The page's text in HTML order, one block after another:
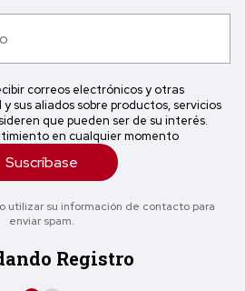
correos electrónicos y otras
sus aliados sobre productos, servicios
que pueden ser de su interés.
en cualquier momento
Suscríbase
utilizar su información de contacto para
enviar spam.
Registro